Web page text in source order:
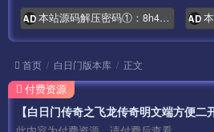
AD 本站源码解压密码①：8h4.com AD
首页 白日门版本库 正文
付费资源